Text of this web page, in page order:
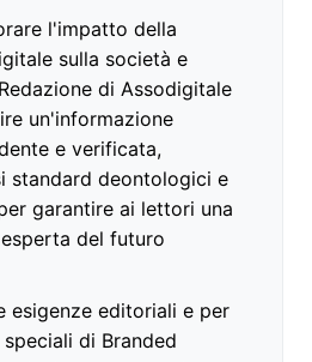
l'impatto della
sulla società e
di Assodigitale
un'informazione
e verificata,
standard deontologici e
garantire ai lettori una
del futuro
esigenze editoriali e per
di Branded